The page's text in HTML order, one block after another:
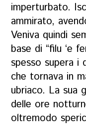
imperturbato.
ammirato,
Veniva quindi
base di “filu ‘e
spesso supera i
che tornava in
ubriaco. La sua
delle ore
oltremodo